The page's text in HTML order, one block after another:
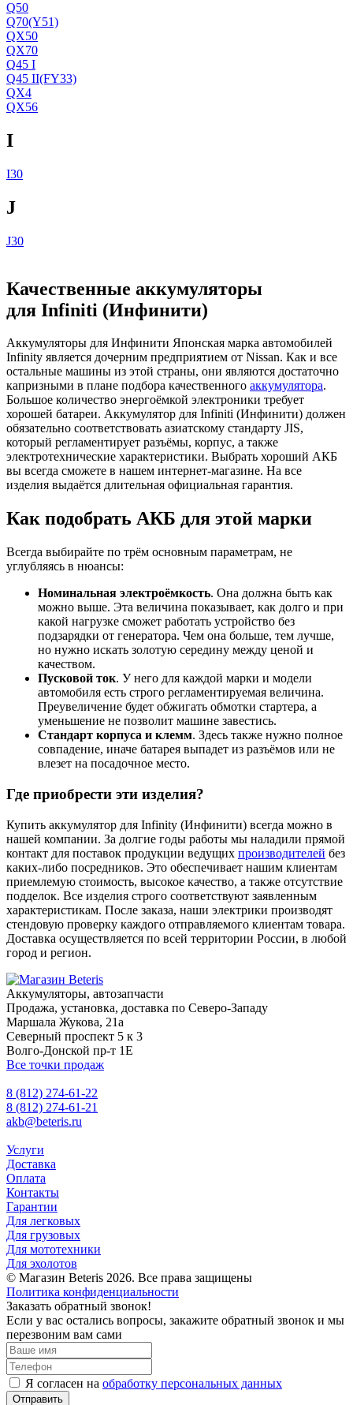
Q50
Q70(Y51)
QX50
QX70
Q45 I
Q45 II(FY33)
QX4
QX56
I
I30
J
J30
Качественные аккумуляторы
для Infiniti (Инфинити)
Аккумуляторы для Инфинити Японская марка автомобилей
Infinity является дочерним предприятием от Nissan. Как и все
остальные машины из этой страны, они являются достаточно
капризными в плане подбора качественного аккумулятора.
Большое количество энергоёмкой электроники требует
хорошей батареи. Аккумулятор для Infiniti (Инфинити) должен
обязательно соответствовать азиатскому стандарту JIS,
который регламентирует разъёмы, корпус, а также
электротехнические характеристики. Выбрать хороший АКБ
вы всегда сможете в нашем интернет-магазине. На все
изделия выдаётся длительная официальная гарантия.
Как подобрать АКБ для этой марки
Всегда выбирайте по трём основным параметрам, не
углубляясь в нюансы:
Номинальная электроёмкость. Она должна быть как
можно выше. Эта величина показывает, как долго и при
какой нагрузке сможет работать устройство без
подзарядки от генератора. Чем она больше, тем лучше,
но нужно искать золотую середину между ценой и
качеством.
Пусковой ток. У него для каждой марки и модели
автомобиля есть строго регламентируемая величина.
Преувеличение будет обжигать обмотки стартера, а
уменьшение не позволит машине завестись.
Стандарт корпуса и клемм. Здесь также нужно полное
совпадение, иначе батарея выпадет из разъёмов или не
влезет на посадочное место.
Где приобрести эти изделия?
Купить аккумулятор для Infinity (Инфинити) всегда можно в
нашей компании. За долгие годы работы мы наладили прямой
контакт для поставок продукции ведущих производителей без
каких-либо посредников. Это обеспечивает нашим клиентам
приемлемую стоимость, высокое качество, а также отсутствие
подделок. Все изделия строго соответствуют заявленным
характеристикам. После заказа, наши электрики производят
стендовую проверку каждого отправляемого клиентам товара.
Доставка осуществляется по всей территории России, в любой
город и регион.
Аккумуляторы, автозапчасти
Продажа, установка, доставка по Северо-Западу
Маршала Жукова, 21а
Северный проспект 5 к 3
Волго-Донской пр-т 1Е
Все точки продаж
8 (812) 274-61-22
8 (812) 274-61-21
akb@beteris.ru
Услуги
Доставка
Оплата
Контакты
Гарантии
Для легковых
Для грузовых
Для мототехники
Для эхолотов
© Магазин Beteris 2026. Все права защищены
Политика конфиденциальности
Заказать обратный звонок!
Если у вас остались вопросы, закажите обратный звонок и мы
перезвоним вам сами
Я согласен на обработку персональных данных
Отправить